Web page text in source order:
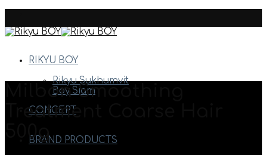
content
RIKYU BOY
Rikyu Sukhumvit
Boy Siam
CONCEPT
BRAND PRODUCTS
Milbon Smoothing
Treatment Coarse Hair
500g